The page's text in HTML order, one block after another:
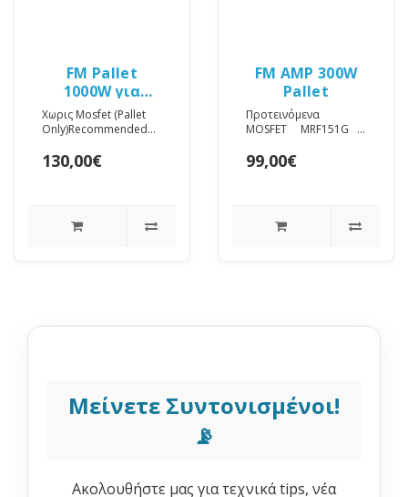
FM Pallet
1000W για
BLF188XR 88-
108MHz
Χωρις Mosfet (Pallet
Only)Recommended
DCOperating
Temperature range: 0
130,00€
FM AMP 300W
Pallet
Προτεινόμενα
MOSFET MRF151G
99,00€
Μείνετε Συντονισμένοι!
📡
Ακολουθήστε μας για τεχνικά tips, νέα